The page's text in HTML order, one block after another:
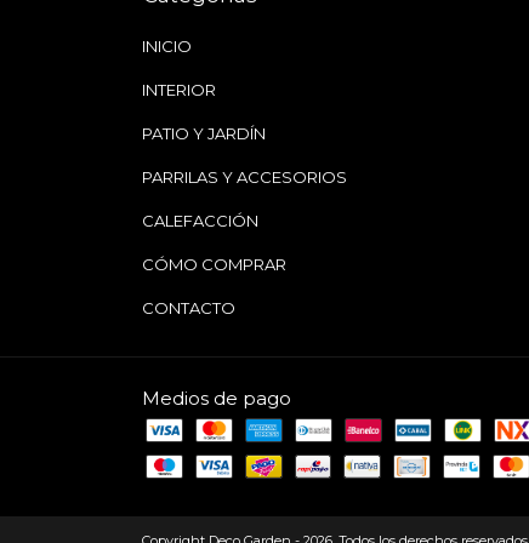
INICIO
INTERIOR
PATIO Y JARDÍN
PARRILAS Y ACCESORIOS
CALEFACCIÓN
CÓMO COMPRAR
CONTACTO
Medios de pago